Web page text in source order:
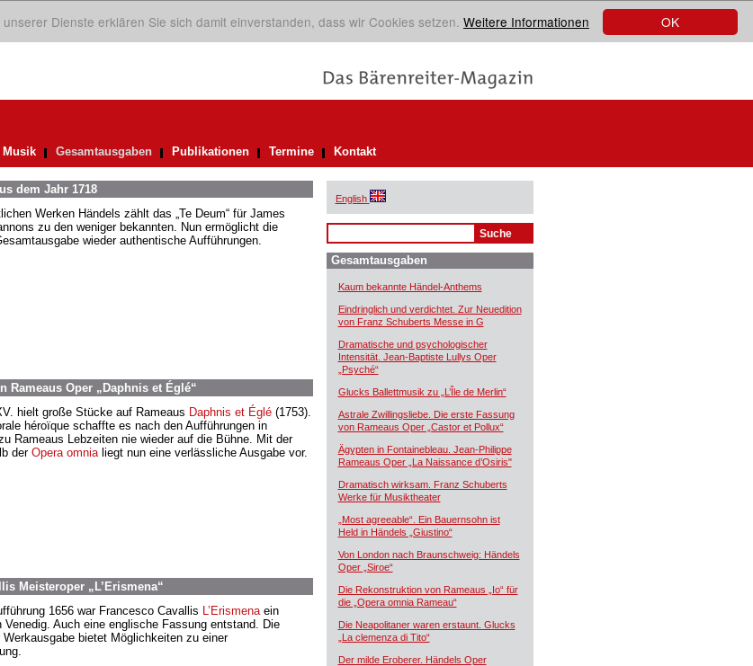
OK
Dienste erklären Sie sich damit einverstanden, dass wir Cookies setzen. Weitere Informationen
Musik Gesamtausgaben Publikationen Termine Kontakt
dem Jahr 1718
Werken Händels zählt das „Te Deum“ für James
zu den weniger bekannten. Nun ermöglicht die
wieder authentische Aufführungen.
Rameaus Oper „Daphnis et Églé“
hielt große Stücke auf Rameaus Daphnis et Églé(1753).
héroïque schaffte es nach den Aufführungen in
Rameaus Lebzeiten nie wieder auf die Bühne. Mit der
der Opera omnialiegt nun eine verlässliche Ausgabe vor.
Meisteroper „L’Erismena“
1656 war Francesco Cavallis L’Erismenaein
Venedig. Auch eine englische Fassung entstand. Die
Werkausgabe bietet Möglichkeiten zu einer
English
Gesamtausgaben
Kaum bekannte Händel-Anthems
Eindringlich und verdichtet. Zur Neuedition
von Franz Schuberts Messe in G
Dramatische und psychologischer
Intensität. Jean-Baptiste Lullys Oper
„Psyché“
Glucks Ballettmusik zu „L’Île de Merlin“
Astrale Zwillingsliebe. Die erste Fassung
von Rameaus Oper „Castor et Pollux“
Ägypten in Fontainebleau. Jean-Philippe
Rameaus Oper „La Naissance d’Osiris"
Dramatisch wirksam. Franz Schuberts
Werke für Musiktheater
„Most agreeable“. Ein Bauernsohn ist
Held in Händels „Giustino“
Von London nach Braunschweig: Händels
Oper „Siroe“
Die Rekonstruktion von Rameaus „Io“ für
die „Opera omnia Rameau“
Die Neapolitaner waren erstaunt. Glucks
„La clemenza di Tito“
Der milde Eroberer. Händels Oper